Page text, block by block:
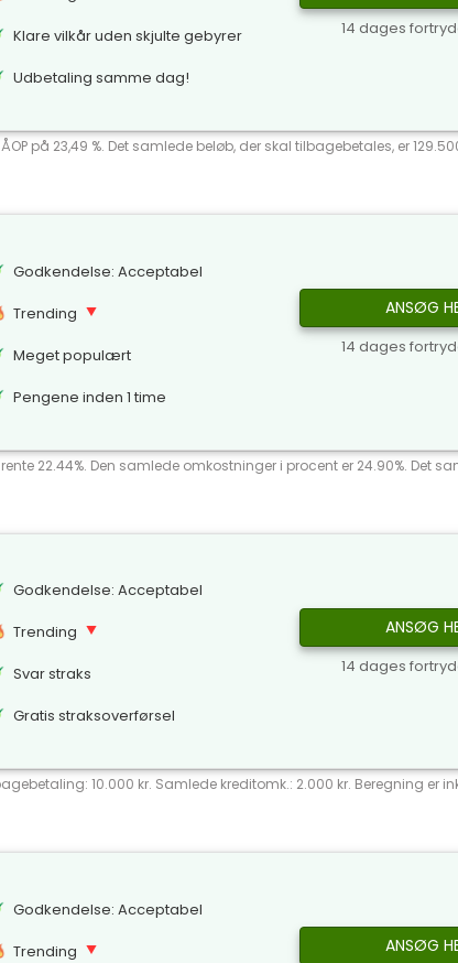
Klare vilkår uden skjulte gebyrer
Udbetaling samme dag!
14 dages
på 23,49 %. Det samlede beløb, der skal tilbagebetales, er
Godkendelse: Acceptabel
Trending
Meget populært
Pengene inden 1 time
ANSØG
14 dages
22.44%. Den samlede omkostninger i procent er 24.90%. Det
Godkendelse: Acceptabel
Trending
Svar straks
Gratis straksoverførsel
ANSØG
14 dages
10.000 kr. Samlede kreditomk.: 2.000 kr. Beregning er
Godkendelse: Acceptabel
Trending
ANSØG